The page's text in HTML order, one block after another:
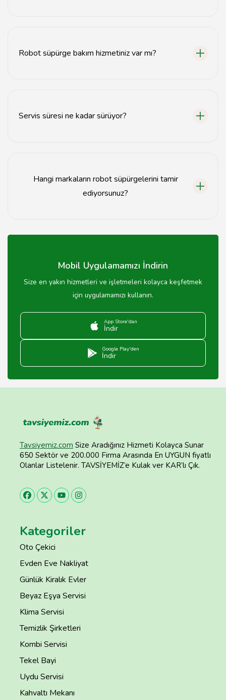
Robot süpürge bakım hizmetiniz var mı?
Servis süresi ne kadar sürüyor?
Hangi markaların robot süpürgelerini tamir
ediyorsunuz?
edebilmekteyiz, detaylar için bizimle iletişime
Mobil Uygulamamızı İndirin
Size en yakın hizmetleri ve işletmeleri kolayca keşfetmek
için uygulamamızı kullanın.
App Store'dan
İndir
Google Play'den
İndir
Tavsiyemiz.com Size Aradığınız Hizmeti Kolayca Sunar
650 Sektör ve 200.000 Firma Arasında En UYGUN fiyatlı
Olanlar Listelenir. TAVSİYEMİZ’e Kulak ver KAR’lı Çık.
Kategoriler
Oto Çekici
Evden Eve Nakliyat
Günlük Kiralık Evler
Beyaz Eşya Servisi
Klima Servisi
Temizlik Şirketleri
Kombi Servisi
Tekel Bayi
Uydu Servisi
Kahvaltı Mekanı